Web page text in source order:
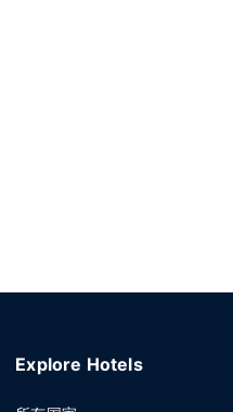
Explore Hotels